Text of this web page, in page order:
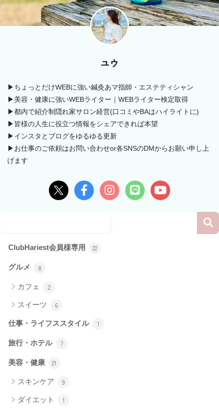
ユウ
▶ちょっとだけWEBに強い鍼灸あマ指師・エステティシャン
▶美容・健康に強いWEBライター｜WEBライター検定取得
▶都内で紹介制隠れ家サロン経営(口コミやBAはハイライトに)
▶皆様の人生に役立つ情報をシェアできれば本望
▶インスタとブログをゆるゆる更新
▶お仕事のご依頼はお問い合わせor各SNSのDMからお願い申し上
げます
ClubHariest会員様専用 22
グルメ 8
カフェ 2
スイーツ 6
仕事・ライフススタイル 1
旅行・ホテル 7
美容・健康 21
スキンケア 9
ダイエット 1